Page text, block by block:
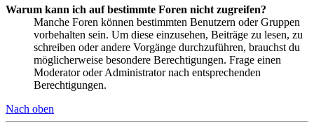
Warum kann ich auf bestimmte Foren nicht zugreifen?
Manche Foren können bestimmten Benutzern oder Gruppen
vorbehalten sein. Um diese einzusehen, Beiträge zu lesen, zu
schreiben oder andere Vorgänge durchzuführen, brauchst du
möglicherweise besondere Berechtigungen. Frage einen
Moderator oder Administrator nach entsprechenden
Berechtigungen.
Nach oben